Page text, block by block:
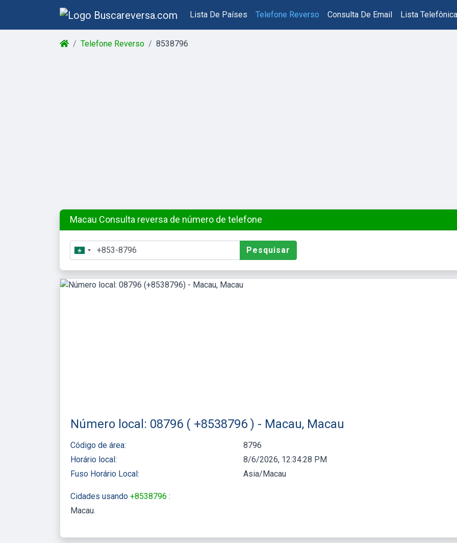
Lista De Países Telefone Reverso Consulta De Email Lista Telefônica
Telefone Reverso 8538796
Macau Consulta reversa de número de telefone
Pesquisar
Número local: 08796 ( +8538796 ) - Macau, Macau
Código de área:
8796
Horário local:
8/6/2026, 12:34:29 PM
Fuso Horário Local:
Asia/Macau
Cidades usando +8538796 :
Macau